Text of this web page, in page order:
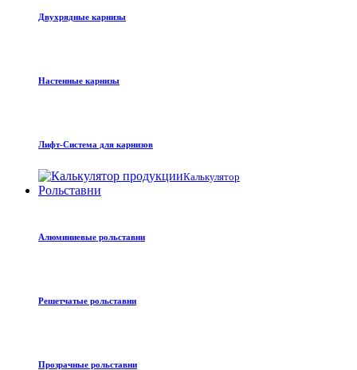
Двухрядные карнизы
Настенные карнизы
Лифт-Система для карнизов
Калькулятор
Рольставни
Алюминиевые рольставни
Решетчатые рольставни
Прозрачные рольставни